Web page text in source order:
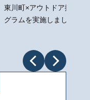
東川町×アウトドア探究b
グラムを実施しました